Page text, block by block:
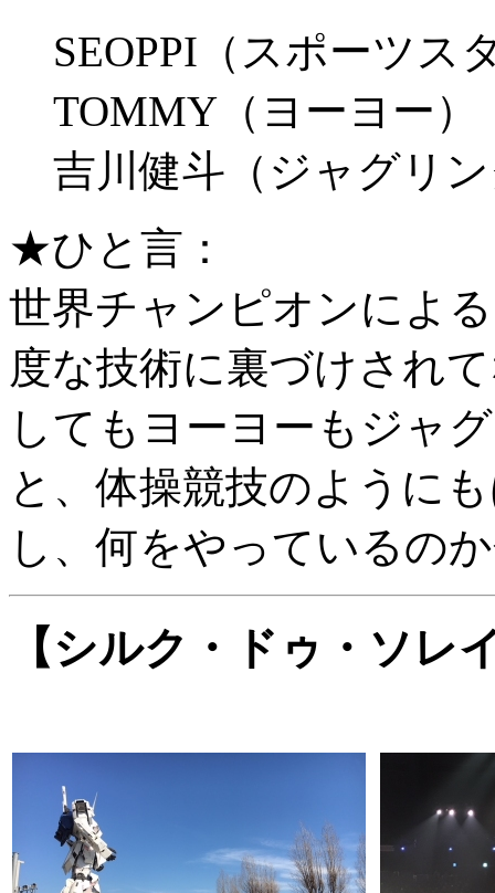
SEOPPI（スポーツス
TOMMY（ヨーヨー）
吉川健斗（ジャグリ
★ひと言：
世界チャンピオンによ
度な技術に裏づけされ
してもヨーヨーもジャ
と、体操競技のように
し、何をやっているの
【シルク・ドゥ・ソレ